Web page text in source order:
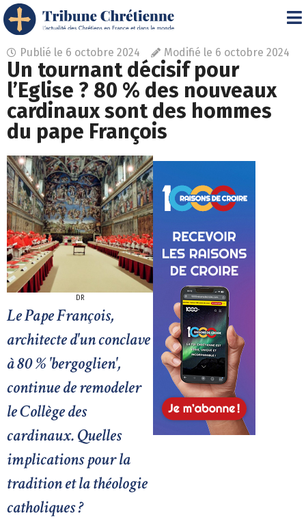
Publié le 6 octobre 2024 Modifié le 6 octobre 2024
Un tournant décisif pour
l’Eglise ? 80 % des nouveaux
cardinaux sont des hommes
du pape François
DR
Le Pape François,
architecte d'un conclave
à 80 % 'bergoglien',
continue de remodeler
le Collège des
cardinaux. Quelles
implications pour la
tradition et la théologie
catholiques ?